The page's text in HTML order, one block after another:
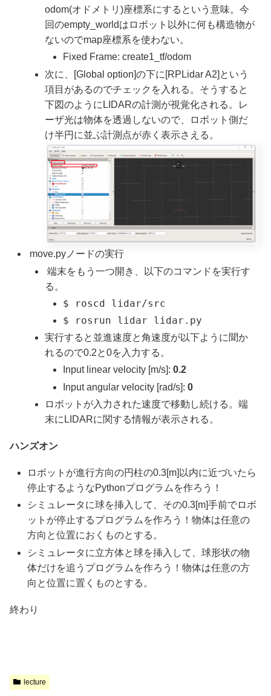
odom(オドメトリ)座標系にするという意味。今
回のempty_worldはロボット以外に何も構造物が
ないのでmap座標系を使わない。
Fixed Frame: create1_tf/odom
次に、[Global option]の下に[RPLidar A2]という
項目があるのでチェックを入れる。そうすると
下図のようにLIDARの計測が視覚化される。レ
ーザ光は物体を透過しないので、ロボット側だ
け半円に並ぶ計測点が赤く表示さえる。
move.pyノードの実行
端末をもう一つ開き、以下のコマンドを実行す
る。
$ roscd lidar/src
$ rosrun lidar lidar.py
実行すると並進速度と角速度が以下ように聞か
れるので0.2と0を入力する。
Input linear velocity [m/s]: 0.2
Input angular velocity [rad/s]: 0
ロボットが入力された速度で移動し続ける。端
末にLIDARに関する情報が表示される。
ハンズオン
ロボットが進行方向の円柱の0.3[m]以内に近づいたら
停止するようなPythonプログラムを作ろう！
シミュレータに球を挿入して、その0.3[m]手前でロボ
ットが停止するプログラムを作ろう！物体は任意の
方向と位置におくものとする。
シミュレータに立方体と球を挿入して、球形状の物
体だけを追うプログラムを作ろう！物体は任意の方
向と位置に置くものとする。
終わり
lecture